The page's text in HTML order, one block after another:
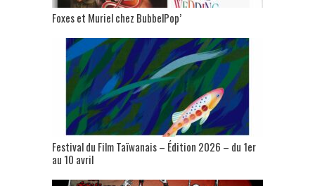
Foxes et Muriel chez BubbelPop’
Festival du Film Taïwanais – Édition 2026 – du 1er
au 10 avril